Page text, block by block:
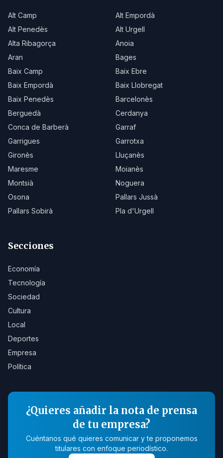
Alt Camp
Alt Empordà
Alt Penedès
Alt Urgell
Alta Ribagorça
Anoia
Aran
Bages
Baix Camp
Baix Ebre
Baix Empordà
Baix Llobregat
Baix Penedès
Barcelonès
Berguedà
Cerdanya
Conca de Barberà
Garraf
Garrigues
Garrotxa
Gironès
Lluçanès
Maresme
Moianès
Montsià
Noguera
Osona
Pallars Jussà
Pallars Sobirà
Pla d'Urgell
Secciones
Economía
Tecnología
Sociedad
Cultura
Local
Deportes
Empresa
Política
¿Quieres añadir la nota de prensa
de tu empresa?
Cuéntanos qué quieres comunicar y te proponemos
titulares con enfoque periodístico.